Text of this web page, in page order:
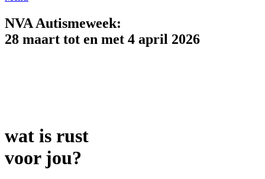
NVA Autismeweek:
28 maart tot en met 4 april 2026
wat is rust
voor jou?